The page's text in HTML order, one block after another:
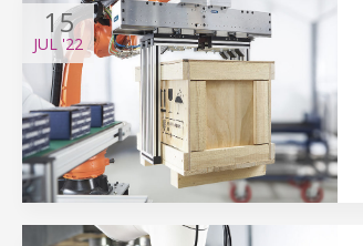
15
JUL'22